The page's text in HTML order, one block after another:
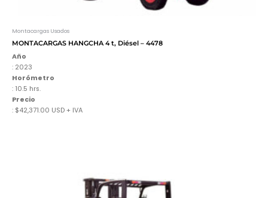
Montacargas Usados
MONTACARGAS HANGCHA 4 t, Diésel – 4478
Año
: 2023
Horómetro
: 10.5 hrs.
Precio
: $42,371.00 USD + IVA